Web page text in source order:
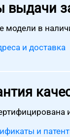
выдачи
модели в
и доставка
и